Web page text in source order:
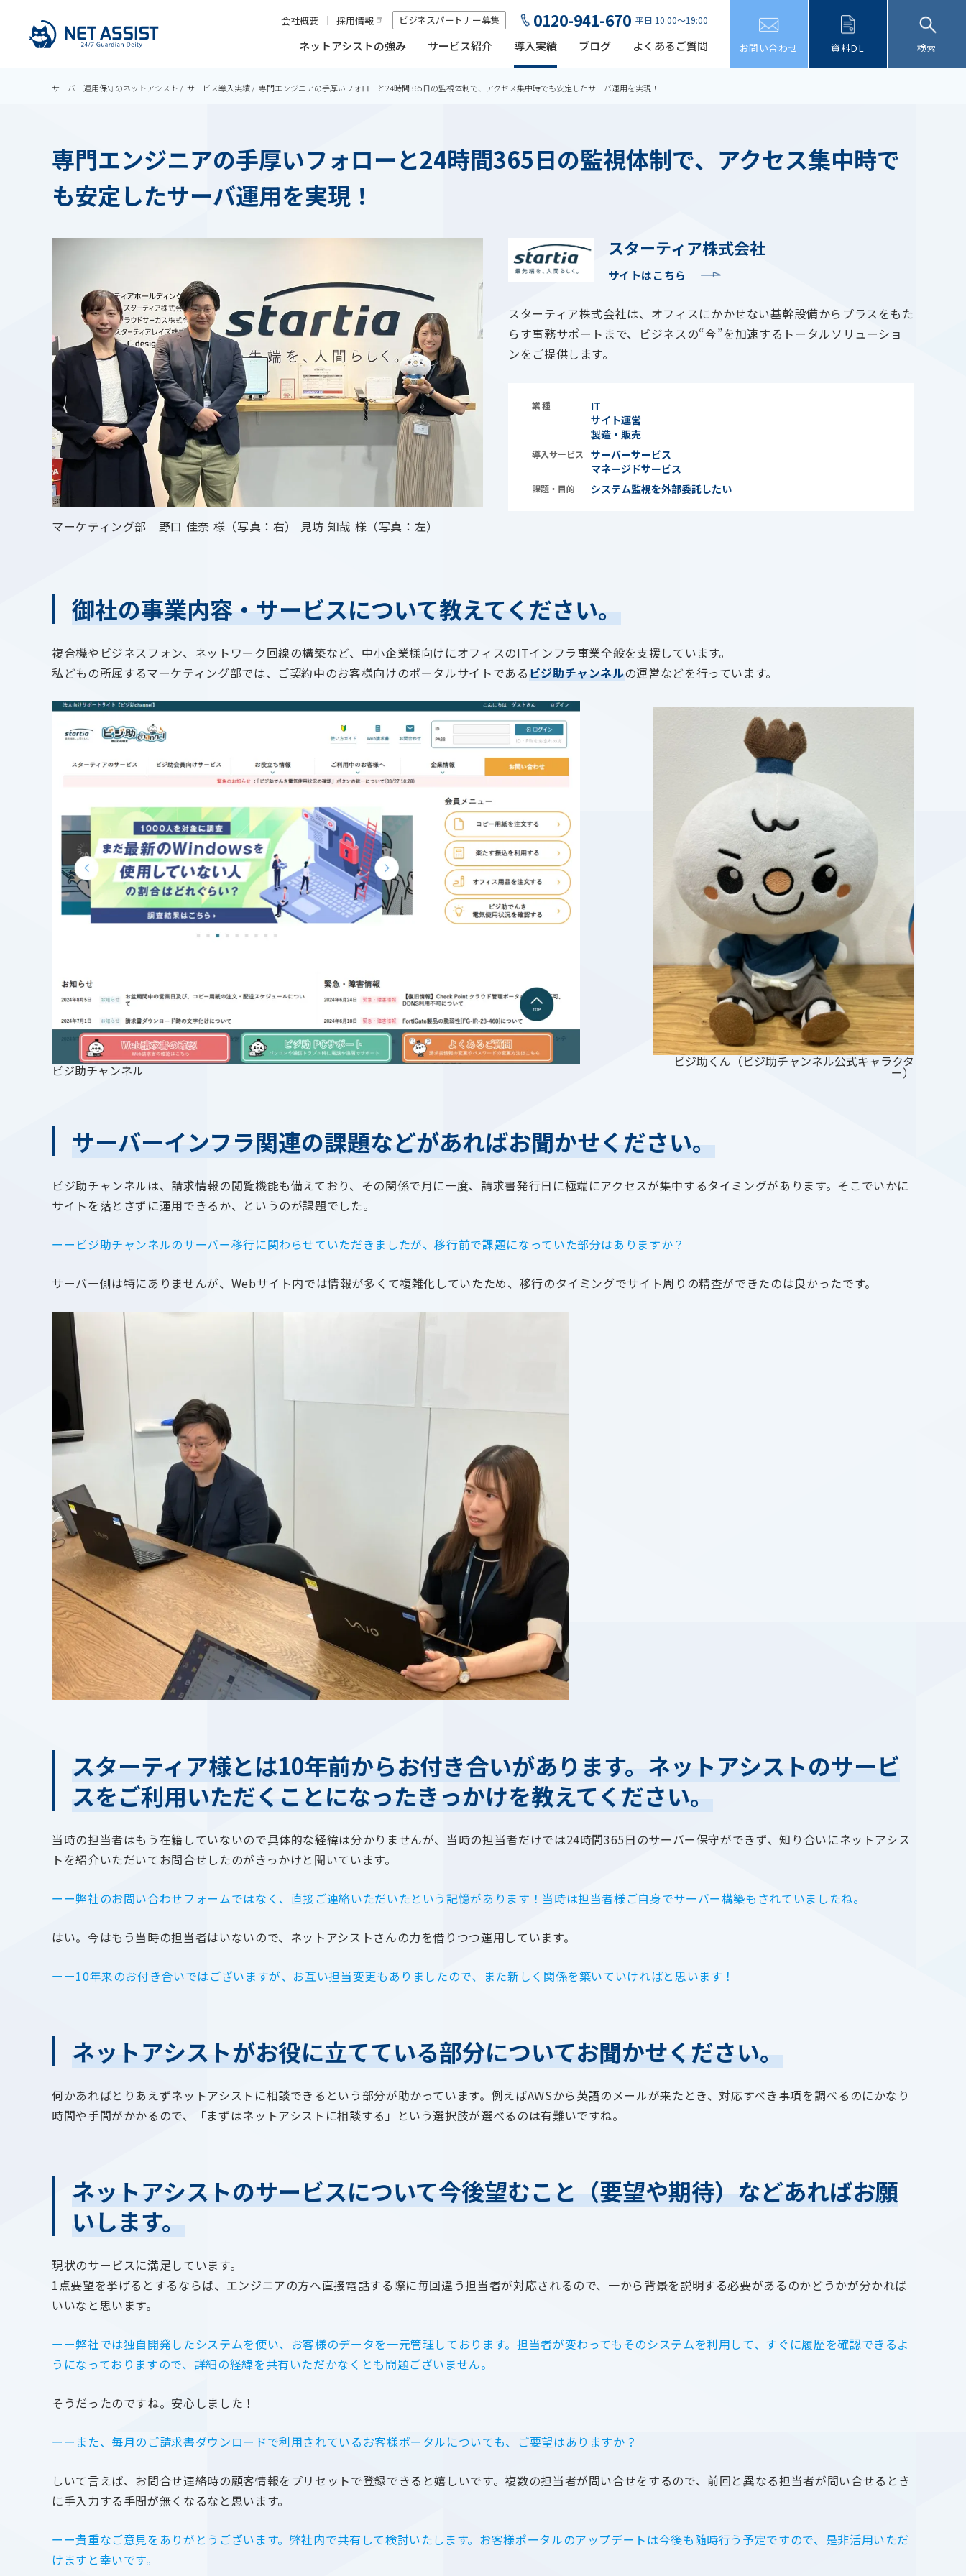
ネットアシストの強み サービス紹介 導入実績 ブログ よくあるご質問
会社概要 採用情報 ビジネスパートナー募集 0120-941-670 平日 10:00～19:00
お問い合わせ 資料DL 検索
サーバー運用保守のネットアシスト サービス導入実績 専門エンジニアの手厚いフォローと24時間365日の監視体制で、アクセス集中時でも安定したサーバ運用を実現！
専門エンジニアの手厚いフォローと24時間365日の監視体制で、アクセス集中時で
も安定したサーバ運用を実現！
スターティア株式会社
サイトはこちら
マーケティング部 野口 佳奈 様（写真：右） 見坊 知哉 様（写真：左）
スターティア株式会社は、オフィスにかかせない基幹設備からプラスをもた
らす事務サポートまで、ビジネスの“今”を加速するトータルソリューショ
ンをご提供します。
業種
IT
サイト運営
製造・販売
導入サービス
サーバーサービス
マネージドサービス
課題・目的 システム監視を外部委託したい
御社の事業内容・サービスについて教えてください。
複合機やビジネスフォン、ネットワーク回線の構築など、中小企業様向けにオフィスのITインフラ事業全般を支援しています。
私どもの所属するマーケティング部では、ご契約中のお客様向けのポータルサイトであるビジ助チャンネルの運営などを行っています。
ビジ助くん（ビジ助チャンネル公式キャラクタ
ー）
ビジ助チャンネル
サーバーインフラ関連の課題などがあればお聞かせください。
ビジ助チャンネルは、請求情報の閲覧機能も備えており、その関係で月に一度、請求書発行日に極端にアクセスが集中するタイミングがあります。そこでいかに
サイトを落とさずに運用できるか、というのが課題でした。
ーービジ助チャンネルのサーバー移行に関わらせていただきましたが、移行前で課題になっていた部分はありますか？
サーバー側は特にありませんが、Webサイト内では情報が多くて複雑化していたため、移行のタイミングでサイト周りの精査ができたのは良かったです。
スターティア様とは10年前からお付き合いがあります。ネットアシストのサービ
スをご利用いただくことになったきっかけを教えてください。
当時の担当者はもう在籍していないので具体的な経緯は分かりませんが、当時の担当者だけでは24時間365日のサーバー保守ができず、知り合いにネットアシス
トを紹介いただいてお問合せしたのがきっかけと聞いています。
ーー弊社のお問い合わせフォームではなく、直接ご連絡いただいたという記憶があります！当時は担当者様ご自身でサーバー構築もされていましたね。
はい。今はもう当時の担当者はいないので、ネットアシストさんの力を借りつつ運用しています。
ーー10年来のお付き合いではございますが、お互い担当変更もありましたので、また新しく関係を築いていければと思います！
ネットアシストがお役に立てている部分についてお聞かせください。
何かあればとりあえずネットアシストに相談できるという部分が助かっています。例えばAWSから英語のメールが来たとき、対応すべき事項を調べるのにかなり
時間や手間がかかるので、「まずはネットアシストに相談する」という選択肢が選べるのは有難いですね。
ネットアシストのサービスについて今後望むこと（要望や期待）などあればお願
いします。
現状のサービスに満足しています。
1点要望を挙げるとするならば、エンジニアの方へ直接電話する際に毎回違う担当者が対応されるので、一から背景を説明する必要があるのかどうかが分かれば
いいなと思います。
ーー弊社では独自開発したシステムを使い、お客様のデータを一元管理しております。担当者が変わってもそのシステムを利用して、すぐに履歴を確認できるよ
うになっておりますので、詳細の経緯を共有いただかなくとも問題ございません。
そうだったのですね。安心しました！
ーーまた、毎月のご請求書ダウンロードで利用されているお客様ポータルについても、ご要望はありますか？
しいて言えば、お問合せ連絡時の顧客情報をプリセットで登録できると嬉しいです。複数の担当者が問い合せをするので、前回と異なる担当者が問い合せるとき
に手入力する手間が無くなるなと思います。
ーー貴重なご意見をありがとうございます。弊社内で共有して検討いたします。お客様ポータルのアップデートは今後も随時行う予定ですので、是非活用いただ
けますと幸いです。